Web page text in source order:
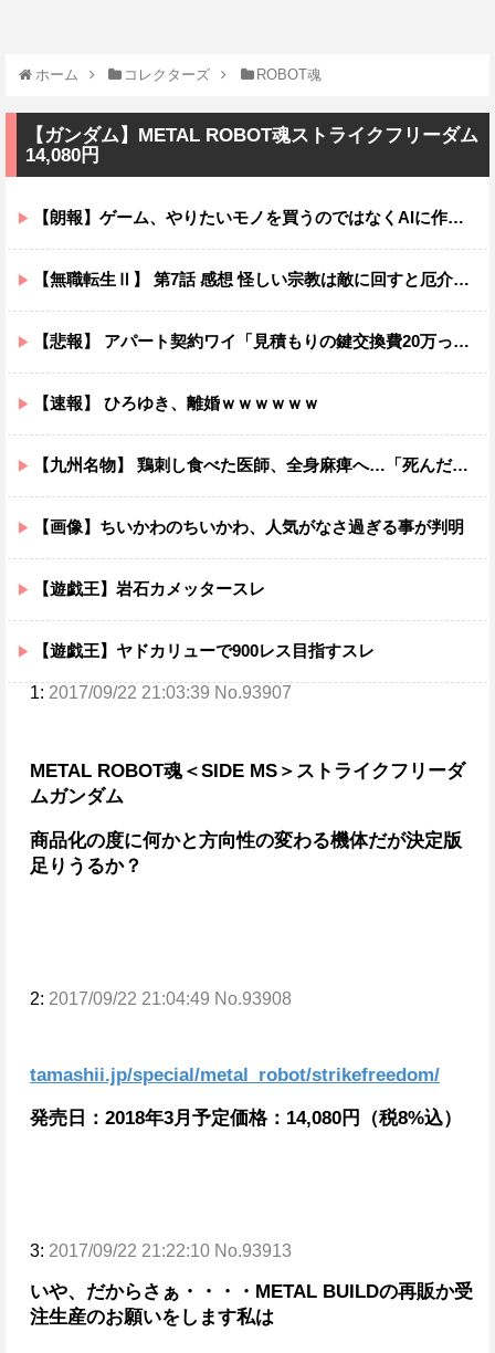
ホーム コレクターズ ROBOT魂
【ガンダム】METAL ROBOT魂ストライクフリーダム
14,080円
【朗報】ゲーム、やりたいモノを買うのではなくAIに作らせる時代が到来ｗｗｗｗ
【無職転生Ⅱ】 第7話 感想 怪しい宗教は敵に回すと厄介ニャ【異世界行ったら本気だす】
【悲報】 アパート契約ワイ「見積もりの鍵交換費20万って何ですか？」不動産屋「鍵を新しい物に交換したのです」
【速報】 ひろゆき、離婚ｗｗｗｗｗｗ
【九州名物】 鶏刺し食べた医師、全身麻痺へ…「死んだほうが良い」
【画像】ちいかわのちいかわ、人気がなさ過ぎる事が判明
【遊戯王】岩石カメッタースレ
【遊戯王】ヤドカリューで900レス目指すスレ
1: 2017/09/22 21:03:39 No.93907
METAL ROBOT魂＜SIDE MS＞ ストライクフリーダ
ムガンダム
商品化の度に何かと方向性の変わる機体だが決定版
足りうるか？
2: 2017/09/22 21:04:49 No.93908
tamashii.jp/special/metal_robot/strikefreedom/
発売日：2018年3月予定価格：14,080円（税8%込）
3: 2017/09/22 21:22:10 No.93913
いや、だからさぁ・・・・ METAL BUILDの再販か受
注生産のお願いをします私は